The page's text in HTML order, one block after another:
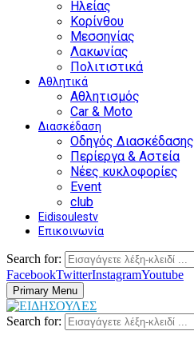
Ηλείας
Κορίνθου
Μεσσηνίας
Λακωνίας
Πολιτιστικά
Αθλητικά
Αθλητισμός
Car & Moto
Διασκέδαση
Οδηγός Διασκέδασης
Περίεργα & Αστεία
Νέες κυκλοφορίες
Event
club
Eidisoulestv
Επικοινωνία
Search for:
FacebookTwitterInstagramYoutube
Primary Menu
Search for: